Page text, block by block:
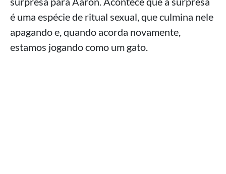
é uma espécie de ritual sexual, que culmina nele
apagando e, quando acorda novamente,
estamos jogando como um gato.